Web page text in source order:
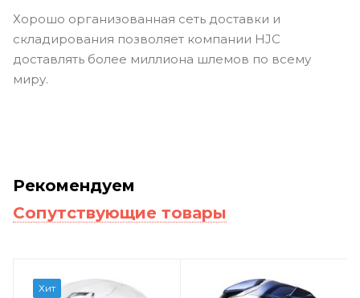
Хорошо организованная сеть доставки и
складирования позволяет компании HJC
доставлять более миллиона шлемов по всему
миру.
Рекомендуем
Сопутствующие товары
Хит